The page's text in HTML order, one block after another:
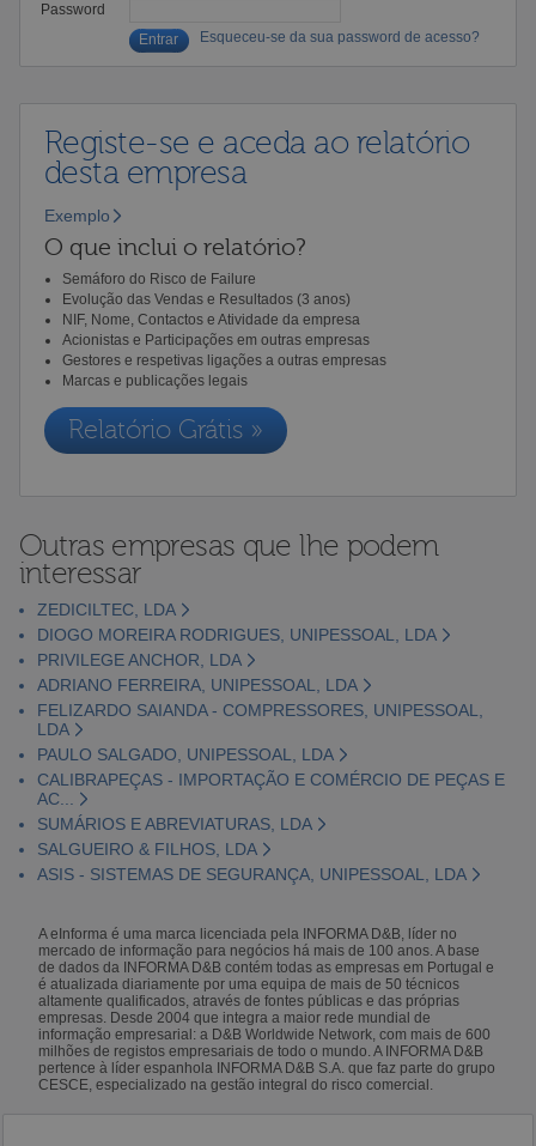
Password
Esqueceu-se da sua password de acesso?
Registe-se e aceda ao relatório
desta empresa
Exemplo
O que inclui o relatório?
Semáforo do Risco de Failure
Evolução das Vendas e Resultados (3 anos)
NIF, Nome, Contactos e Atividade da empresa
Acionistas e Participações em outras empresas
Gestores e respetivas ligações a outras empresas
Marcas e publicações legais
Relatório Grátis »
Outras empresas que lhe podem
interessar
ZEDICILTEC, LDA
DIOGO MOREIRA RODRIGUES, UNIPESSOAL, LDA
PRIVILEGE ANCHOR, LDA
ADRIANO FERREIRA, UNIPESSOAL, LDA
FELIZARDO SAIANDA - COMPRESSORES, UNIPESSOAL,
LDA
PAULO SALGADO, UNIPESSOAL, LDA
CALIBRAPEÇAS - IMPORTAÇÃO E COMÉRCIO DE PEÇAS E
AC...
SUMÁRIOS E ABREVIATURAS, LDA
SALGUEIRO & FILHOS, LDA
ASIS - SISTEMAS DE SEGURANÇA, UNIPESSOAL, LDA
A eInforma é uma marca licenciada pela INFORMA D&B, líder no
mercado de informação para negócios há mais de 100 anos. A base
de dados da INFORMA D&B contém todas as empresas em Portugal e
é atualizada diariamente por uma equipa de mais de 50 técnicos
altamente qualificados, através de fontes públicas e das próprias
empresas. Desde 2004 que integra a maior rede mundial de
informação empresarial: a D&B Worldwide Network, com mais de 600
milhões de registos empresariais de todo o mundo. A INFORMA D&B
pertence à líder espanhola INFORMA D&B S.A. que faz parte do grupo
CESCE, especializado na gestão integral do risco comercial.